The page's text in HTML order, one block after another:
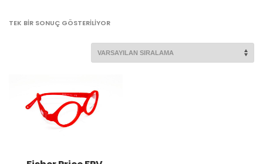
TEK BIR SONUÇ GÖSTERILIYOR